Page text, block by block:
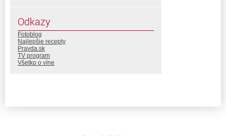
Odkazy
Fotoblog
Najlepšie recepty
Pravda.sk
TV program
Všetko o víne